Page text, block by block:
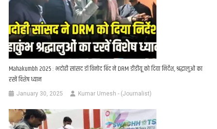
Mahakumbh 2025 : भदोही सांसद डॉ विनोद बिंद ने DRM डीडीयू को दिया निर्देश, श्रद्धालुओं का
रखें विशेष ध्यान
January 30, 2025 Kumar Umesh - (Journalist)